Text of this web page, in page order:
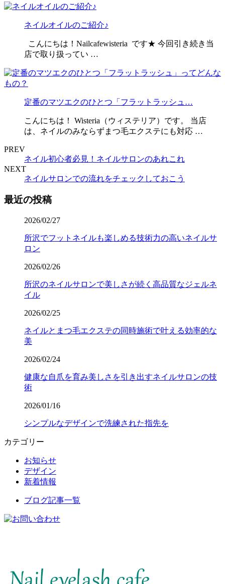
ネイルオイルのご紹介♪
こんにちは！Nailcafewisteria です★ 今回引き続き当
店で取り扱ってい …
定番のマツエクのひとつ「フラットラッシュ…
こんにちは！ Wisteria（ウィステリア）です。 当店
は、ネイルのみならずまつ毛エクステにも対応 …
PREV
ネイル初心者必見！ネイルサロンのあれこれ
NEXT
ネイルサロンでの流れをチェックしておこう
最近の投稿
2026/02/27
所沢でフットネイルも楽しめる技術力の高いネイルサ
ロン
2026/02/26
所沢のネイルサロンで美しさが続く高品質なジェルネ
イル
2026/02/25
ネイルとまつ毛エクステの同時施術で叶える効率的な
美
2026/02/24
健康な自爪を育み美しさを引き出すネイルサロンの技
術
2026/01/16
シンプルなデザインで洗練された指先を
カテゴリー
お知らせ
デザイン
新着情報
ブログ記事一覧